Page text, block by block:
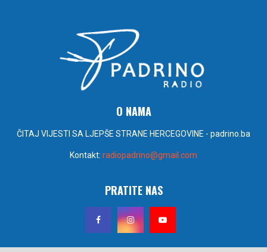
O NAMA
ČITAJ VIJESTI SA LJEPŠE STRANE HERCEGOVINE - padrino.ba
Kontakt: radiopadrino@gmail.com
PRATITE NAS